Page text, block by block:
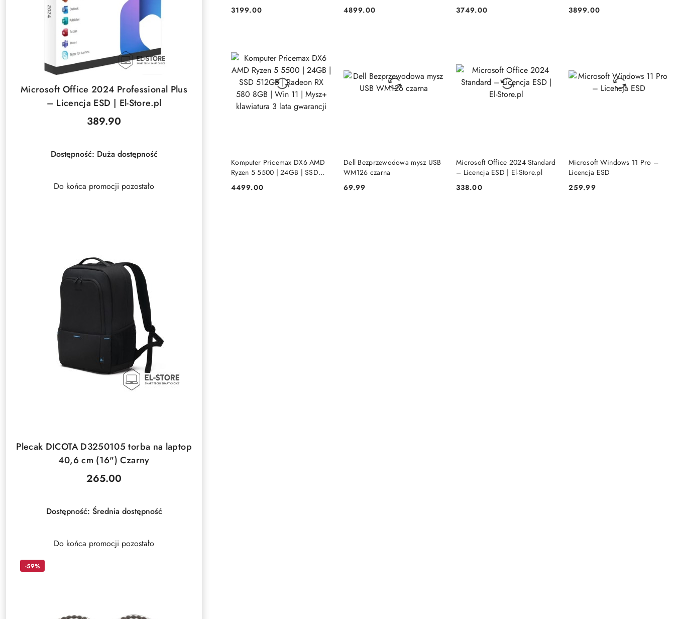
Microsoft Office 2024 Professional Plus
– Licencja ESD | El-Store.pl
Cena:
389.90
Dostępność: Duża dostępność
Do końca promocji pozostało
Plecak DICOTA D3250105 torba na laptop
40,6 cm (16") Czarny
Cena:
265.00
DO KOSZYKA
Dostępność: Średnia dostępność
Do końca promocji pozostało
-59%
512GB Win 11 PRO
Cena:
3199.00
GeForce RTX 5050 8GB | Win
Cena:
4899.00
512GB | 14" OLED (1920x1200)
Cena:
3749.00
GeForce RTX 4050 6144MB |
Cena:
3899.00
Komputer Pricemax DX6 AMD
Ryzen 5 5500 | 24GB | SSD
Win 11 | Mysz+ klawiatura 3 lata
Cena:
4499.00
DO KOSZYKA
Dell Bezprzewodowa mysz USB
WM126 czarna
Cena:
69.99
DO KOSZYKA
Microsoft Office 2024 Standard
– Licencja ESD | El-Store.pl
Cena:
338.00
DO KOSZYKA
Microsoft Windows 11 Pro –
Licencja ESD
Cena:
259.99
DO KOSZYKA